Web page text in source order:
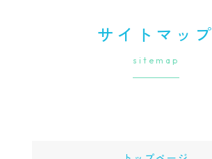
サイトマップ
sitemap